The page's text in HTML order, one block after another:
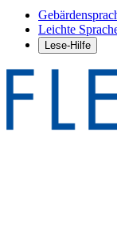
Leichte
Lese-Hilfe